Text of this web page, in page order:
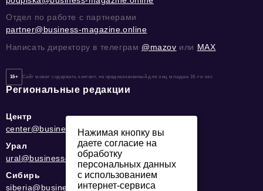
Отдел по работе с партнерами
partner@business-magazine.online
Написать директору в телеграм @mazov или MAX
16+ Сайт может содержать контент, не предназначенный для лиц младше 16-ти лет.
Региональные редакции
Центр
center@business-magazine.online
Урал
ural@business-magazine.online
Сибирь
siberia@business-magazine.online
Нажимая кнопку вы
даете согласие на
обработку
персональных данных
с использованием
интернет-сервиса